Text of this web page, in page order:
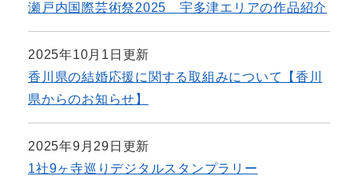
瀬戸内国際芸術祭2025 宇多津エリアの作品紹介
2025年10月1日更新
香川県の結婚応援に関する取組みについて【香川
県からのお知らせ】
2025年9月29日更新
1社9ヶ寺巡りデジタルスタンプラリー